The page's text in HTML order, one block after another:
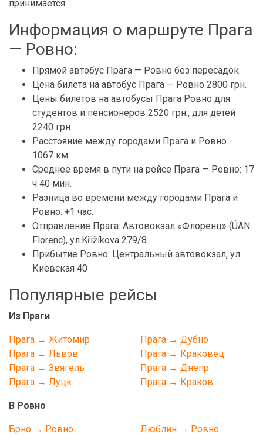
принимается.
Информация о маршруте Прага
— Ровно:
Прямой автобус Прага — Ровно без пересадок.
Цена билета на автобус Прага — Ровно 2800 грн.
Цены билетов на автобусы Прага Ровно для
студентов и пенсионеров 2520 грн., для детей
2240 грн.
Расстояние между городами Прага и Ровно -
1067 км.
Среднее время в пути на рейсе Прага — Ровно: 17
ч 40 мин.
Разница во времени между городами Прага и
Ровно: +1 час.
Отправление Прага: Автовокзал «Флоренц» (ÚAN
Florenc), ул.Křižíkova 279/8
Прибытие Ровно: Центральный автовокзал, ул.
Киевская 40
Популярные рейсы
Из Праги
Прага → Житомир
Прага → Львов
Прага → Звягель
Прага → Луцк
Прага → Дубно
Прага → Краковец
Прага → Днепр
Прага → Краков
В Ровно
Брно → Ровно
Люблин → Ровно